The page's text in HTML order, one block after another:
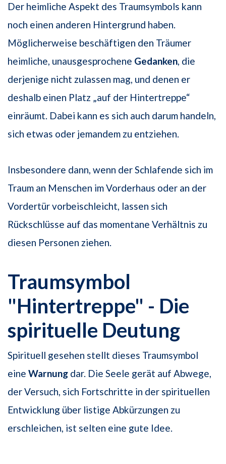
Der heimliche Aspekt des Traumsymbols kann
noch einen anderen Hintergrund haben.
Möglicherweise beschäftigen den Träumer
heimliche, unausgesprochene Gedanken, die
derjenige nicht zulassen mag, und denen er
deshalb einen Platz „auf der Hintertreppe“
einräumt. Dabei kann es sich auch darum handeln,
sich etwas oder jemandem zu entziehen.
Insbesondere dann, wenn der Schlafende sich im
Traum an Menschen im Vorderhaus oder an der
Vordertür vorbeischleicht, lassen sich
Rückschlüsse auf das momentane Verhältnis zu
diesen Personen ziehen.
Traumsymbol
"Hintertreppe" - Die
spirituelle Deutung
Spirituell gesehen stellt dieses Traumsymbol
eine Warnung dar. Die Seele gerät auf Abwege,
der Versuch, sich Fortschritte in der spirituellen
Entwicklung über listige Abkürzungen zu
erschleichen, ist selten eine gute Idee.